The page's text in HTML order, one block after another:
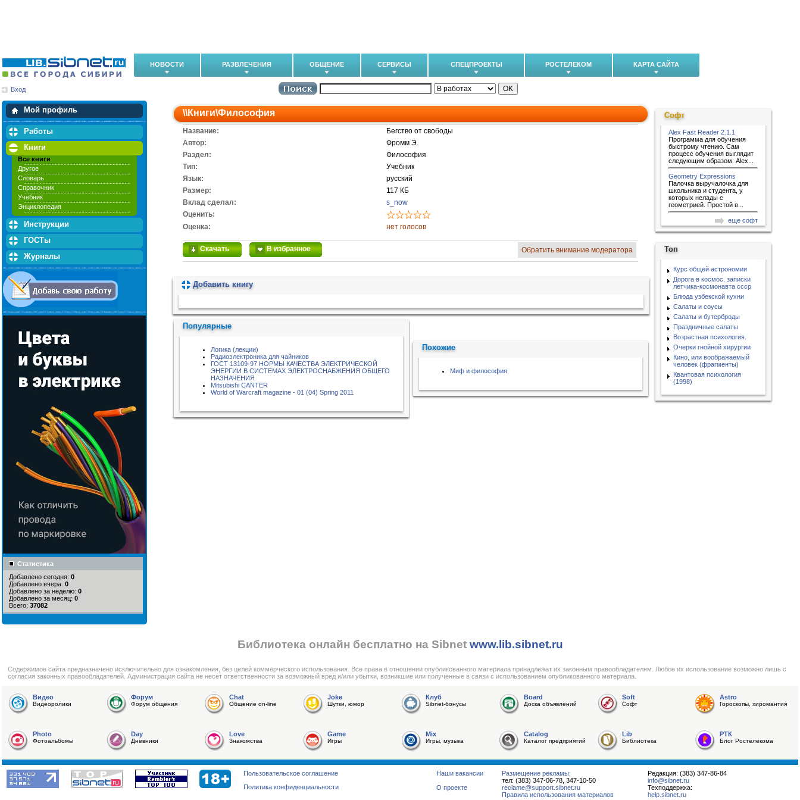
НОВОСТИ РАЗВЛЕЧЕНИЯ ОБЩЕНИЕ СЕРВИСЫ СПЕЦПРОЕКТЫ РОСТЕЛЕКОМ КАРТА САЙТА
Вход
Мой профиль
Мои закладки
Работы
Книги
Все книги
Другое
Словарь
Справочник
Учебник
Энциклопедия
Инструкции
ГОСТы
Журналы
Статистика
Добавлено сегодня: 0
Добавлено вчера: 0
Добавлено за неделю: 0
Добавлено за месяц: 0
Всего: 37082
\\Книги\Философия
Название:
Бегство от свободы
Автор:
Фромм Э.
Раздел:
Философия
Тип:
Учебник
Язык:
русский
Размер:
117 КБ
Вклад сделал:
s_now
Оценить:
Оценка:
нет голосов
Скачать В избранное Обратить внимание модератора
Добавить книгу
Популярные
Логика (лекции)
Радиоэлектроника для чайников
ГОСТ 13109-97 НОРМЫ КАЧЕСТВА ЭЛЕКТРИЧЕСКОЙ
ЭНЕРГИИ В СИСТЕМАХ ЭЛЕКТРОСНАБЖЕНИЯ ОБЩЕГО
НАЗНАЧЕНИЯ
Mitsubishi CANTER
World of Warcraft magazine - 01 (04) Spring 2011
Похожие
Миф и философия
Софт
Alex Fast Reader 2.1.1
Программа для обучения
быстрому чтению. Сам
процесс обучения выглядит
следующим образом: Alex...
Geometry Expressions
Палочка выручалочка для
школьника и студента, у
которых нелады с
геометрией. Простой в...
еще софт
Топ
Курс общей астрономии
Дорога в космос. записки
летчика-космонавта ссср
Блюда узбекской кухни
Салаты и соусы
Салаты и бутерброды
Праздничные салаты
Возрастная психология.
Очерки гнойной хирургии
Кино, или воображаемый
человек (фрагменты)
Квантовая психология
(1998)
Библиотека онлайн бесплатно на Sibnet www.lib.sibnet.ru
Cодержимое сайта предназначено исключительно для ознакомления, без целей коммерческого использования. Все права в отношении опубликованного материала принадлежат их законным правообладателям. Любое их использование возможно лишь с
согласия законных правообладателей. Администрация сайта не несет ответственности за возможный вред и/или убытки, возникшие или полученные в связи с использованием опубликованного материала.
Видео
Видеоролики
Форум
Форум общения
Chat
Общение on-line
Joke
Шутки, юмор
Клуб
Sibnet-бонусы
Board
Доска объявлений
Soft
Софт
Astro
Гороскопы, хиромантия
Photo
Фотоальбомы
Day
Дневники
Love
Знакомства
Game
Игры
Mix
Игры, музыка
Catalog
Каталог предприятий
Lib
Библиотека
РТК
Блог Ростелекома
Редакция: (383) 347-86-84
info@sibnet.ru
Техподдержка:
help.sibnet.ru
Размещение рекламы:
тел: (383) 347-06-78, 347-10-50
reclame@support.sibnet.ru
Правила использования материалов
Наши вакансии
О проекте
Пользовательское соглашение
Политика конфиденциальности